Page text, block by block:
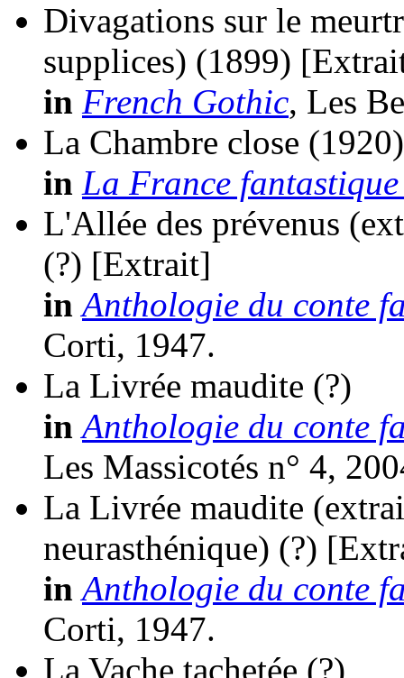
Divagations sur le
supplices) (1899)
in French Gothic, Les
La Chambre close (1920)
in La France
L'Allée des prévenus
(?) [Extrait]
in Anthologie du conte
Corti, 1947.
La Livrée maudite (?)
in Anthologie du conte
Les Massicotés n° 4,
La Livrée maudite
neurasthénique) (?)
in Anthologie du conte
Corti, 1947.
La Vache tachetée (?)